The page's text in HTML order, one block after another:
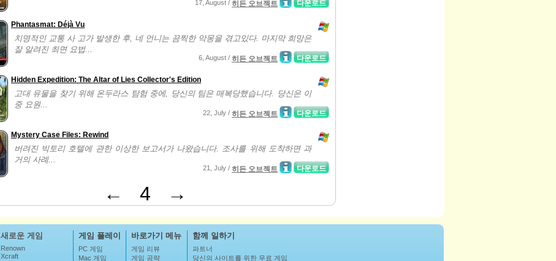
다운로드
17, August / 히든 오브젝트
Phantasmat: Déjà Vu
치명적인 교통 사 고가 발생한 후, 네 언니는 끔찍한 악몽을 겪고있다. 마지막 희망은
잘 알려진 최면 요법...
다운로드
6, August / 히든 오브젝트
Hidden Expedition: The Altar of Lies Collector's Edition
고대 유물을 찾기 위해 온두라스 탐험 중에, 당신의 팀은 매복당했습니다. 당신은 이
중 요원...
다운로드
22, July / 히든 오브젝트
Mystery Case Files: Rewind
버려진 빅토리 호텔에 관한 이상한 보고서가 나왔습니다. 조사를 위해 도착하면 과
거의 사례...
다운로드
21, July / 히든 오브젝트
← 4 →
새로운 게임
Renown
Xcraft
게임 플레이
PC 게임
Mac 게임
바로가기 메뉴
게임 리뷰
게임 공략
함께 일하기
파트너
당신의 사이트를 위한 무료 게임